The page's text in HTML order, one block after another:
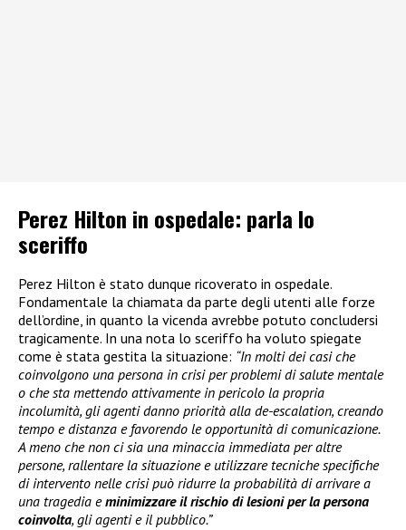
Perez Hilton in ospedale: parla lo
sceriffo
Perez Hilton è stato dunque ricoverato in ospedale.
Fondamentale la chiamata da parte degli utenti alle forze
dell’ordine, in quanto la vicenda avrebbe potuto concludersi
tragicamente. In una nota lo sceriffo ha voluto spiegate
come è stata gestita la situazione: “In molti dei casi che
coinvolgono una persona in crisi per problemi di salute mentale
o che sta mettendo attivamente in pericolo la propria
incolumità, gli agenti danno priorità alla de-escalation, creando
tempo e distanza e favorendo le opportunità di comunicazione.
A meno che non ci sia una minaccia immediata per altre
persone, rallentare la situazione e utilizzare tecniche specifiche
di intervento nelle crisi può ridurre la probabilità di arrivare a
una tragedia eminimizzare il rischio di lesioni per la persona
coinvolta, gli agenti e il pubblico.”